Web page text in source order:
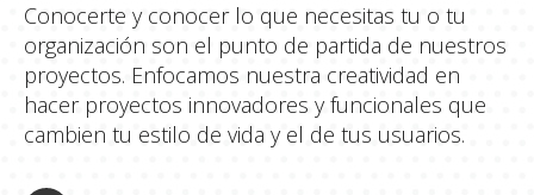
Conocerte y conocer lo que necesitas tu o tu
organización son el punto de partida de nuestros
proyectos. Enfocamos nuestra creatividad en
hacer proyectos innovadores y funcionales que
cambien tu estilo de vida y el de tus usuarios.